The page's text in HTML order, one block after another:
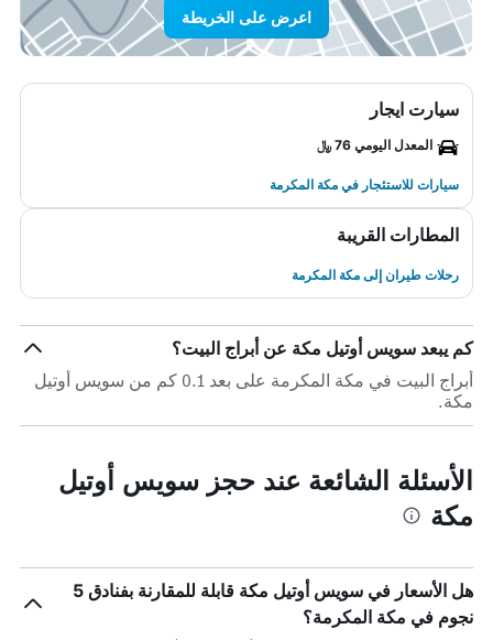
اعرض على الخريطة
سيارت ايجار
المعدل اليومي 76 ﷼
سيارات للاستئجار في مكة المكرمة
المطارات القريبة
رحلات طيران إلى مكة المكرمة
كم يبعد سويس أوتيل مكة عن أبراج البيت؟
أبراج البيت في مكة المكرمة على بعد 0.1 كم من سويس أوتيل
مكة.
الأسئلة الشائعة عند حجز سويس أوتيل
مكة
هل الأسعار في سويس أوتيل مكة قابلة للمقارنة بفنادق 5
نجوم في مكة المكرمة؟